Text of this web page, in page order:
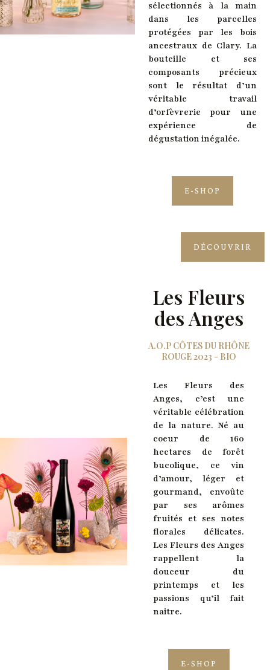
sélectionnés à la main
dans les parcelles
protégées par les bois
ancestraux de Clary. La
bouteille et ses
composants précieux
sont le résultat d’un
véritable travail
d’orfèvrerie pour une
expérience de
dégustation inégalée.
E-SHOP
DÉCOUVRIR
Les Fleurs
des Anges
A.O.P CÔTES DU RHÔNE
ROUGE 2023 - BIO
Les Fleurs des
Anges, c’est une
véritable célébration
de la nature. Né au
coeur de 160
hectares de forêt
bucolique, ce vin
d’amour, léger et
gourmand, envoûte
par ses arômes
fruités et ses notes
florales délicates.
Les Fleurs des Anges
rappellent la
douceur du
printemps et les
passions qu’il fait
naitre.
E-SHOP